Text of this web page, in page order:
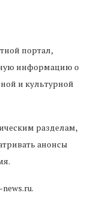
портал,
информацию о
и культурной
разделам,
анонсы